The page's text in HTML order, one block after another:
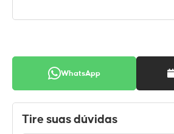
WhatsApp
Tire suas dúvidas